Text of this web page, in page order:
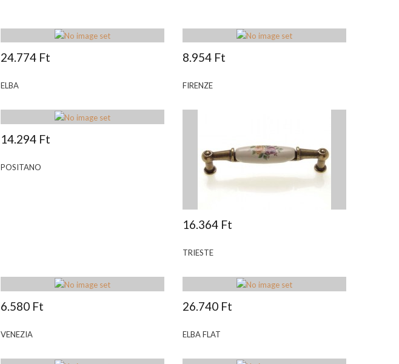
24.774 Ft
ELBA
8.954 Ft
FIRENZE
14.294 Ft
POSITANO
16.364 Ft
TRIESTE
6.580 Ft
VENEZIA
26.740 Ft
ELBA FLAT